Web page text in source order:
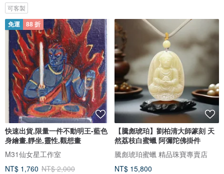
可客製
免運 88 折
快速出貨,限量一件不動明王-藍色
身繪畫,靜坐,靈性,觀想畫
M31仙女星工作室
NT$ 1,760 NT$ 2,000
【騰彪琥珀】劉柏清大師篆刻 天
然荔枝白蜜蠟 阿彌陀佛掛件
騰彪琥珀蜜蠟 精品珠寶專賣店
NT$ 15,800